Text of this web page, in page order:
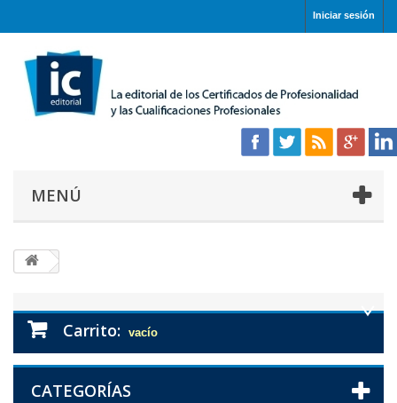
Iniciar sesión
MENÚ
Carrito: vacío
CATEGORÍAS